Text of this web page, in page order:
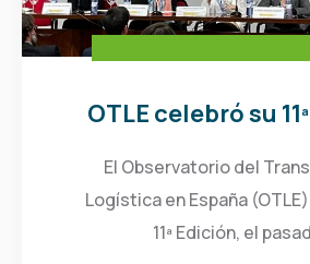
OTLE celebró su
El Observatorio del
Logística en España
11ª Edición, el